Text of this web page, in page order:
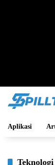
Aplikasi